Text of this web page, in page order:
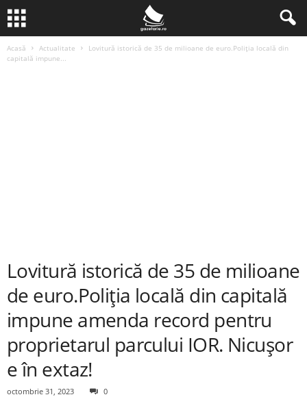
Acasă Actualitate
Lovitură istorică de 35 de milioane de euro.Poliția locală din
capitală impune...
Lovitură istorică de 35 de milioane
de euro.Poliția locală din capitală
impune amenda record pentru
proprietarul parcului IOR. Nicușor
e în extaz!
octombrie 31, 2023 0